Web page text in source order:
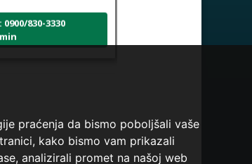
praćenja da bismo poboljšali vaše
kako bismo vam prikazali
analizirali promet na našoj web
830-3330
ist zurzeit besetzt